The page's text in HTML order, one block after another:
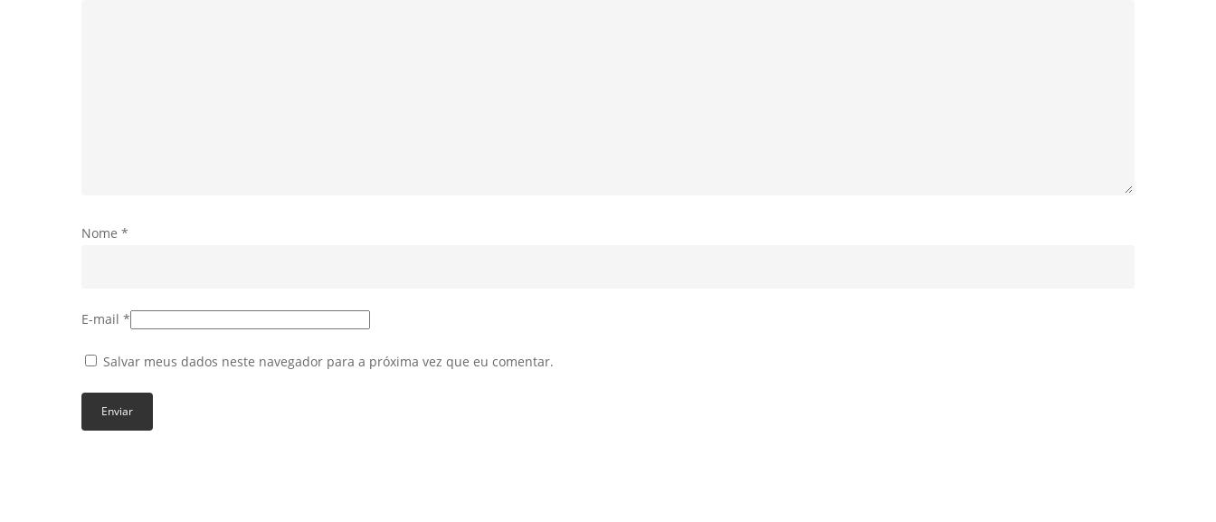
Nome *
E-mail *
Salvar meus dados neste navegador para a próxima vez que eu comentar.